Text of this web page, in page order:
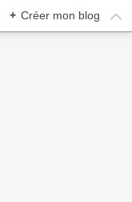
+ Créer mon blog